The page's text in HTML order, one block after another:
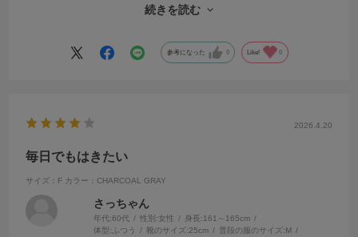
ウエストは内側に紐があって調節できるようになっているからかゆっ
続きを読む
参考になった 0 Like! 0
2026.4.20
毎日でもはきたい
サイズ：F カラー：CHARCOAL GRAY
さっちゃん
年代:60代 性別:女性 身長:161～165cm
体型: ふつう 靴のサイズ:25cm 普段の服のサイズ:M